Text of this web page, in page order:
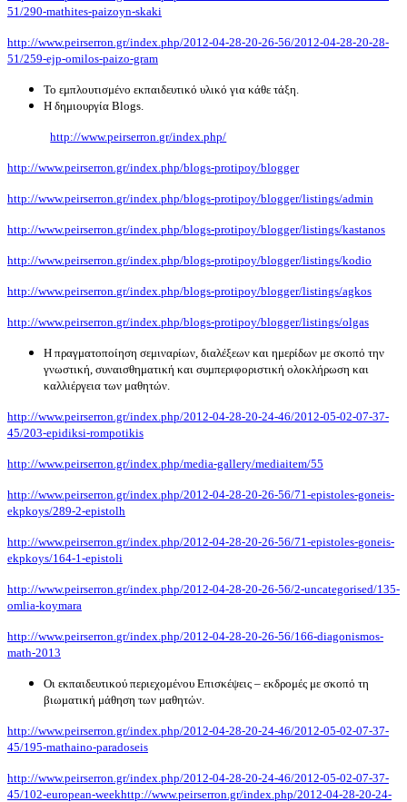
51/290-mathites-paizoyn-skaki
http://www.peirserron.gr/index.php/2012-04-28-20-26-56/2012-04-28-20-28-
51/259-ejp-omilos-paizo-gram
Το εμπλουτισμένο εκπαιδευτικό υλικό για κάθε τάξη.
Η δημιουργία Blogs
http://www.peirserron.gr/index.php/
http://www.peirserron.gr/index.php/blogs-protipoy/blogger
http://www.peirserron gr/index php/blogs-protipoy/blogger/listings/admin
http://www.peirserron gr/index php/blogs-protipoy/blogger/listings/kastanos
http://www.peirserron gr/index php/blogs-protipoy/blogger/listings/kodio
http://www.peirserron gr/index php/blogs-protipoy/blogger/listings/agkos
http://www.peirserron gr/index php/blogs-protipoy/blogger/listings/olgas
Η πραγματοποίηση σεμιναρίων, διαλέξεων και ημερίδων με σκοπό την
γνωστική, συναισθηματική και συμπεριφοριστική ολοκλήρωση και
καλλιέργεια των μαθητών.
http://www.peirserron.gr/index.php/2012-04-28-20-24-46/2012-05-02-07-37-
45/203-epidiksi-rompotikis
http://www.peirserron.gr/index.php/media-gallery/mediaitem/55
http://www.peirserron.gr/index.php/2012-04-28-20-26-56/71-epistoles-goneis-
ekpkoys/289-2-epistolh
http://www.peirserron gr/index php/2012-04-28-20-26-56/71-epistoles-goneis-
ekpkoys/164-1-epistoli
http://www.peirserron gr/index php/2012-04-28-20-26-56/2-uncategorised/135-
omlia-koymara
http://www.peirserron gr/index php/2012-04-28-20-26-56/166-diagonismos-
math-2013
Οι εκπαιδευτικού περιεχομένου Επισκέψεις – εκδρομές με σκοπό τη
βιωματική μάθηση των μαθητών.
http://www.peirserron.gr/index.php/2012-04-28-20-24-46/2012-05-02-07-37-
45/195-mathaino-paradoseis
http://www.peirserron.gr/index.php/2012-04-28-20-24-46/2012-05-02-07-37-
45/102-european-weekhttp://www.peirserron.gr/index.php/2012-04-28-20-24-